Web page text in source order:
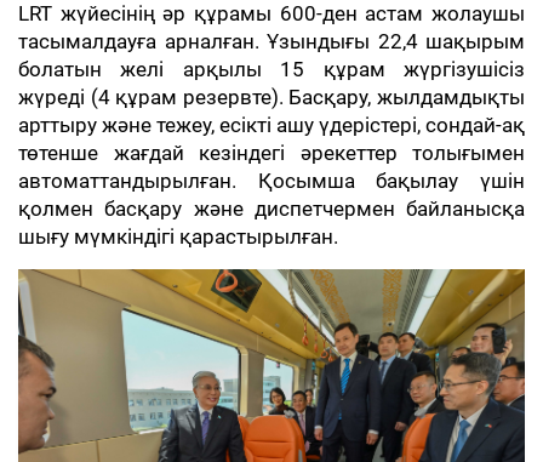
LRT жүйесінің әр құрамы 600-ден астам жолаушы
тасымалдауға арналған. Ұзындығы 22,4 шақырым
болатын желі арқылы 15 құрам жүргізушісіз
жүреді (4 құрам резервте). Басқару, жылдамдықты
арттыру және тежеу, есікті ашу үдерістері, сондай-ақ
төтенше жағдай кезіндегі әрекеттер толығымен
автоматтандырылған. Қосымша бақылау үшін
қолмен басқару және диспетчермен байланысқа
шығу мүмкіндігі қарастырылған.